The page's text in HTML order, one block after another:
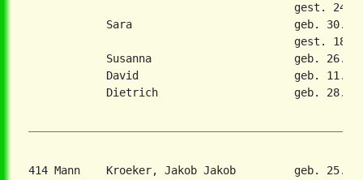
gest. 24.
Sara                         geb. 30.
gest. 18.
Susanna                      geb. 26.
David                        geb. 11.
Dietrich                     geb. 28.
414 Mann    Kroeker, Jakob Jakob         geb. 25.